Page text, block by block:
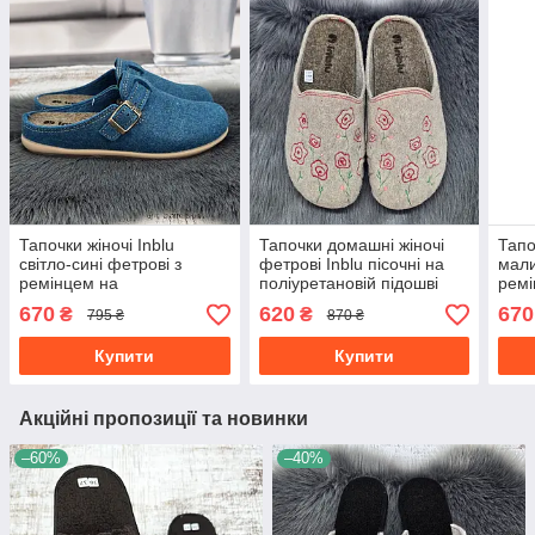
Тапочки жіночі Inblu
світло-сині фетрові з
ремінцем на
поліуретановій підошві
8182
670 ₴ 795 ₴
Купити
Тапочки домашні жіночі
фетрові Inblu пісочні на
поліуретановій підошві
8146
620₴ 870 ₴
Купити
670
Акційні пропозиції та новинки
–60% –40%